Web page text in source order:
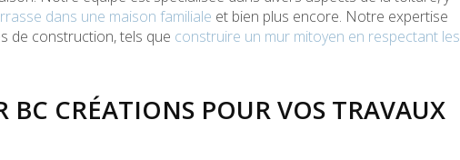
dans une maison familiale et bien plus encore. Notre expertise
de construction, tels que construire un mur mitoyen en respectant les
BC CRÉATIONS POUR VOS TRAVAUX